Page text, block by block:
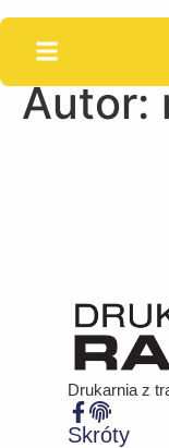
Autor:
Drukarnia z
Skróty